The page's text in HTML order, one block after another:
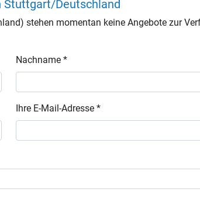
Stuttgart/Deutschland
stehen momentan keine Angebote zur
Nachname *
Ihre E-Mail-Adresse *